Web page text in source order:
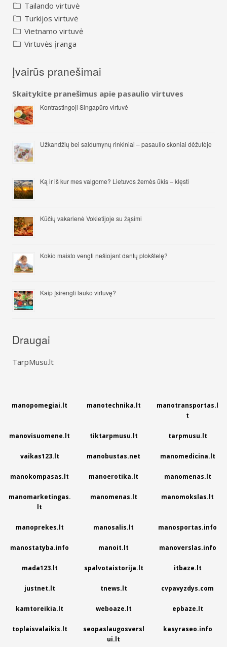
Tailando virtuvė
Turkijos virtuvė
Vietnamo virtuvė
Virtuvės įranga
Įvairūs pranešimai
Skaitykite pranešimus apie pasaulio virtuves
Kontrastingoji Singapūro virtuvė
Užkandžių bei saldumynų rinkiniai – pasaulio skoniai dėžutėje
Ką ir iš kur mes valgome? Lietuvos žemės ūkis – klęsti
Kūčių vakarienė Vokietijoje su žąsimi
Kokio maisto vengti nešiojant dantų plokštelę?
Kaip įsirengti lauko virtuvę?
Draugai
TarpMusu.lt
manopomegiai.lt manotechnika.lt
manotransportas.l
t
manovisuomene.lt tiktarpmusu.lt tarpmusu.lt
vaikas123.lt manobustas.net manomedicina.lt
manokompasas.lt manoerotika.lt manomenas.lt
manomarketingas.
lt
manomenas.lt manomokslas.lt
manoprekes.lt manosalis.lt manosportas.info
manostatyba.info manoit.lt manoverslas.info
mada123.lt spalvotaistorija.lt itbaze.lt
justnet.lt tnews.lt cvpavyzdys.com
kamtoreikia.lt weboaze.lt epbaze.lt
toplaisvalaikis.lt
seopaslaugosversl
ui.lt
kasyraseo.info